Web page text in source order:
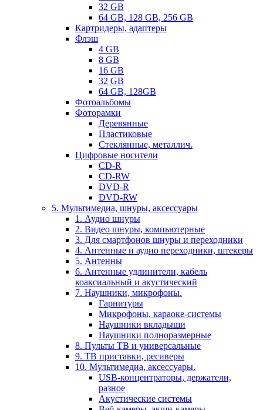
32 GB
64 GB, 128 GB, 256 GB
Картридеры, адаптеры
Флэш
4 GB
8 GB
16 GB
32 GB
64 GB, 128GB
Фотоальбомы
Фоторамки
Деревянные
Пластиковые
Стеклянные, металлич.
Цифровые носители
CD-R
CD-RW
DVD-R
DVD-RW
5. Мультимедиа, шнуры, аксессуары
1. Аудио шнуры
2. Видео шнуры, компьютерные
3. Для смартфонов шнуры и переходники
4. Антенные и аудио переходники, штекеры
5. Антенны
6. Антенные удлинители, кабель
коаксиальный и акустический
7. Наушники, микрофоны.
Гарнитуры
Микрофоны, караоке-системы
Наушники вкладыши
Наушники полноразмерные
8. Пульты ТВ и универсальные
9. ТВ приставки, ресиверы
10. Мультимедиа, аксессуары.
USB-концентраторы, держатели,
разное
Акустические системы